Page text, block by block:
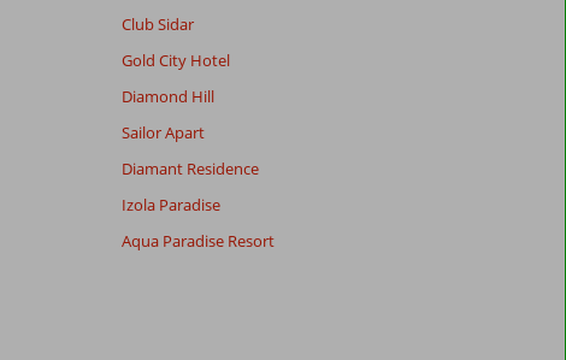
Club Sidar
Gold City Hotel
Diamond Hill
Sailor Apart
Diamant Residence
Izola Paradise
Aqua Paradise Resort